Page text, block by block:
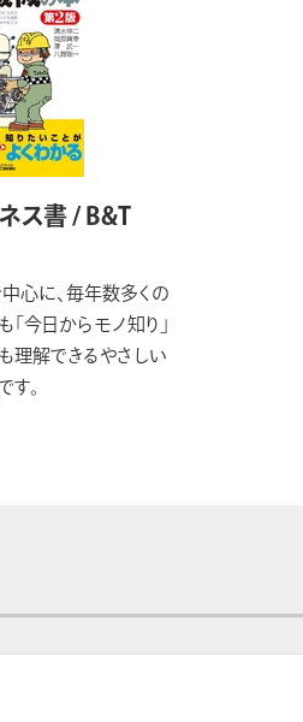
ス書 / B&T
心に、毎年数多くの
今日からモノ知り」
理解できるやさしい
す。